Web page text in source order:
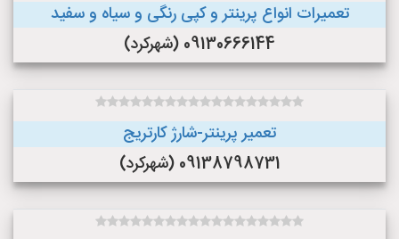
تعمیرات انواع پرینتر و کپی رنگی و سیاه و سفید
09130666144 (شهرکرد)
تعمیر پرینتر-شارژ کارتریج
09138798731 (شهرکرد)